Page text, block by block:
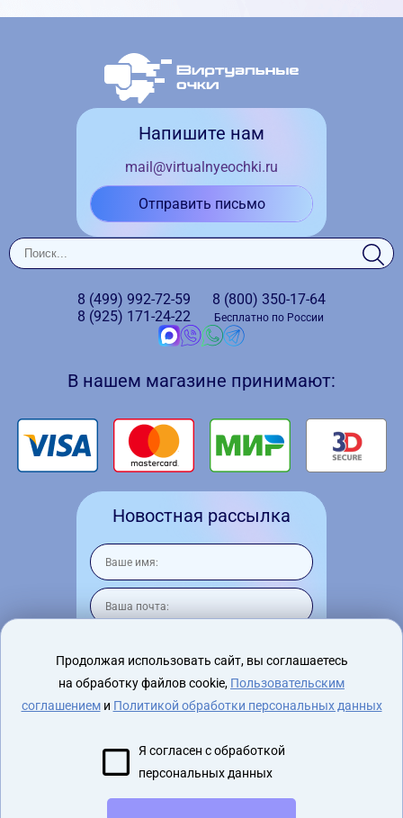
Напишите нам
mail@virtualnyeochki.ru
Отправить письмо
8 (499) 992-72-59
8 (925) 171-24-22
8 (800) 350-17-64
Бесплатно по России
В нашем магазине принимают:
Новостная рассылка
Я согласен на обработку персональных
данных
2015 - 2026 virtualnyeochki.ru
Продолжая использовать сайт, вы соглашаетесь
на обработку файлов cookie, Пользовательским
соглашениеми Политикой обработки персональных данных
Я согласен с обработкой
персональных данных